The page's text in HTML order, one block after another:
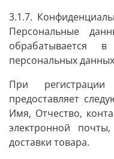
3.1.7.
Персональные
персональных
При
предоставляет
Имя, Отчество,
электронной
доставки товара.